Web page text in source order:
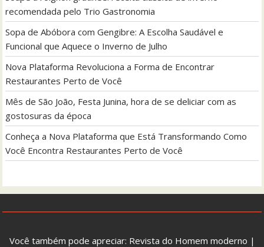
recomendada pelo Trio Gastronomia
Sopa de Abóbora com Gengibre: A Escolha Saudável e
Funcional que Aquece o Inverno de Julho
Nova Plataforma Revoluciona a Forma de Encontrar
Restaurantes Perto de Você
Mês de São João, Festa Junina, hora de se deliciar com as
gostosuras da época
Conheça a Nova Plataforma que Está Transformando Como
Você Encontra Restaurantes Perto de Você
Você também pode apreciar: Revista do Homem moderno |